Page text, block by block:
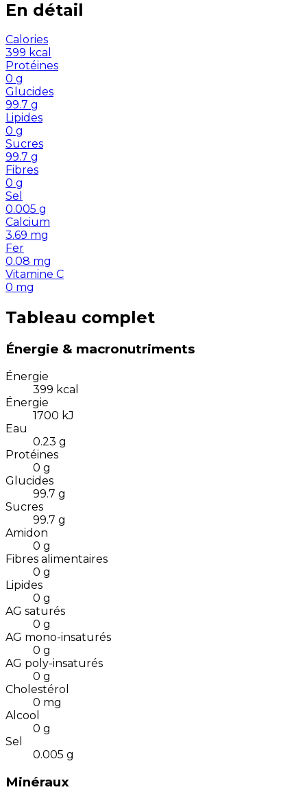
En détail
Calories
399 kcal
Protéines
0 g
Glucides
99.7 g
Lipides
0 g
Sucres
99.7 g
Fibres
0 g
Sel
0.005 g
Calcium
3.69 mg
Fer
0.08 mg
Vitamine C
0 mg
Tableau complet
Énergie & macronutriments
Énergie
399 kcal
Énergie
1700 kJ
Eau
0.23 g
Protéines
0 g
Glucides
99.7 g
Sucres
99.7 g
Amidon
0 g
Fibres alimentaires
0 g
Lipides
0 g
AG saturés
0 g
AG mono-insaturés
0 g
AG poly-insaturés
0 g
Cholestérol
0 mg
Alcool
0 g
Sel
0.005 g
Minéraux